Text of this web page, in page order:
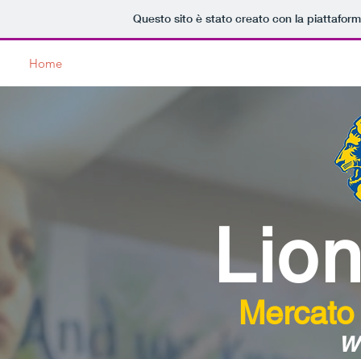
Questo sito è stato creato con la
Home